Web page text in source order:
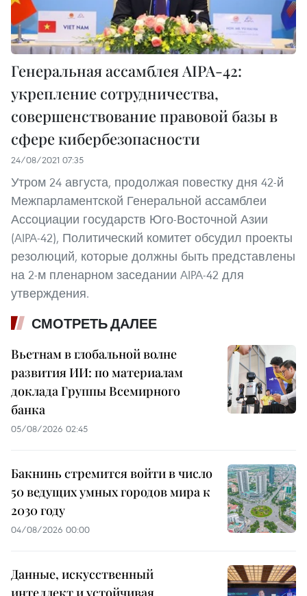
Генеральная ассамблея AIPA-42:
укрепление сотрудничества,
совершенствование правовой базы в
сфере кибербезопасности
24/08/2021 07:35
Утром 24 августа, продолжая повестку дня 42-й
Межпарламентской Генеральной ассамблеи
Ассоциации государств Юго-Восточной Азии
(AIPA-42), Политический комитет обсудил проекты
резолюций, которые должны быть представлены
на 2-м пленарном заседании AIPA-42 для
утверждения.
СМОТРЕТЬ ДАЛЕЕ
Вьетнам в глобальной волне
развития ИИ: по материалам
доклада Группы Всемирного
банка
05/08/2026 02:45
Бакнинь стремится войти в число
50 ведущих умных городов мира к
2030 году
04/08/2026 00:00
Данные, искусственный